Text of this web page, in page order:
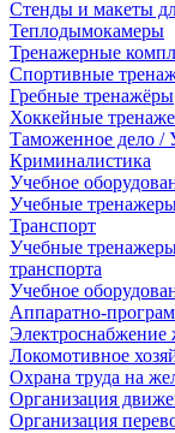
Стенды и макеты
Теплодымокамеры
Тренажерные
Спортивные
Гребные тренажёры
Хоккейные
Таможенное дело /
Криминалистика
Учебное
Учебные
Транспорт
Учебные
транспорта
Учебное
Аппаратно-
Электроснабжение
Локомотивное
Охрана труда на
Организация
Организация